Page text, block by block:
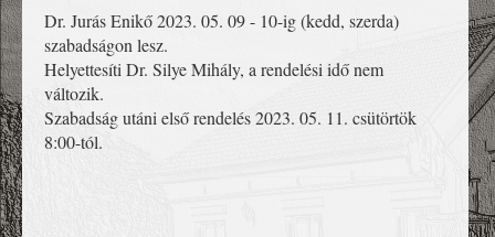
Dr. Jurás Enikő 2023. 05. 09 - 10-ig (kedd, szerda)
szabadságon lesz.
Helyettesíti Dr. Silye Mihály, a rendelési idő nem
változik.
Szabadság utáni első rendelés 2023. 05. 11. csütörtök
8:00-tól.